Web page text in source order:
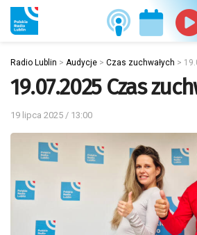
Radio Lublin > Audycje > Czas zuchwałych >
19.07.2025 Czas
19 lipca 2025 / 13:00